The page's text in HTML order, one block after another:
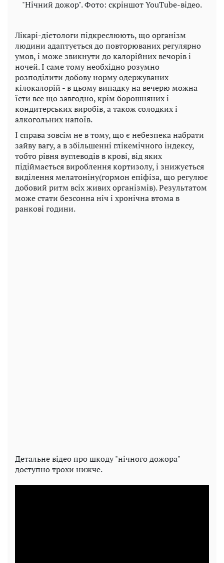
"Нічний дожор". Фото: скріншот YouTube-відео.
Лікарі-дієтологи підкреслюють, що організм
людини адаптується до повторюваних регулярно
умов, і може звикнути до калорійних вечорів і
ночей. І саме тому необхідно розумно
розподілити добову норму одержуваних
кілокалорій - в цьому випадку на вечерю можна
їсти все що завгодно, крім борошняних і
кондитерських виробів, а також солодких і
алкогольних напоїв.
І справа зовсім не в тому, що є небезпека набрати
зайву вагу, а в збільшенні глікемічного індексу,
тобто рівня вуглеводів в крові, від яких
підіймається вироблення кортизолу, і знижується
виділення мелатоніну(гормон епіфіза, що регулює
добовий ритм всіх живих організмів). Результатом
може стати безсонна ніч і хронічна втома в
ранкові години.
Детальне відео про шкоду "нічного дожора"
доступно трохи нижче.